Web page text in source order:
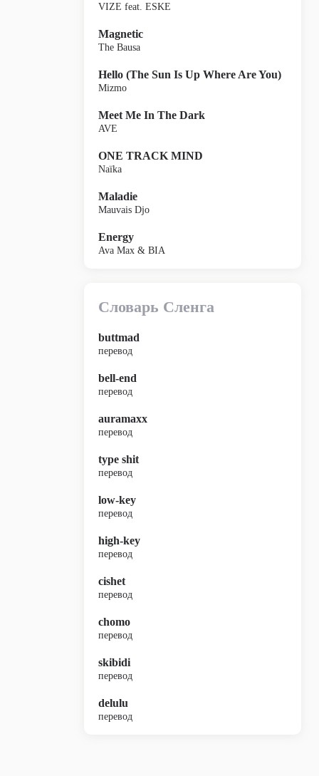
VIZE feat. ESKE
Magnetic
The Bausa
Hello (The Sun Is Up Where Are You)
Mizmo
Meet Me In The Dark
AVE
ONE TRACK MIND
Naïka
Maladie
Mauvais Djo
Energy
Ava Max & BIA
Словарь Сленга
buttmad
перевод
bell-end
перевод
auramaxx
перевод
type shit
перевод
low-key
перевод
high-key
перевод
cishet
перевод
chomo
перевод
skibidi
перевод
delulu
перевод